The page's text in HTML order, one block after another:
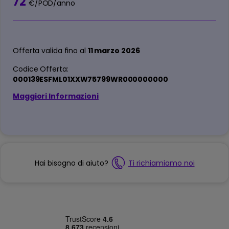
€/POD/anno
Offerta valida fino al 11 marzo 2026
Codice Offerta:
000139ESFML01XXW75799WR000000000
Maggiori Informazioni
Hai bisogno di aiuto? Ti richiamiamo noi